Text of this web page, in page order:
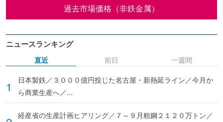
過去市場価格（非鉄金属）
ニュースランキング
直近
日本製鉄／３０００億円投じた名古屋・新熱延ライン／今月か
ら商業生産へ／...
経産省の生産計画ヒアリング／７～９月粗鋼２１２０万トン／
前日 一週間